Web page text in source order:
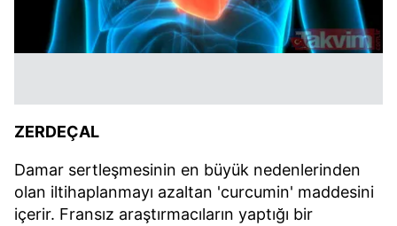
ZERDEÇAL
Damar sertleşmesinin en büyük nedenlerinden
olan iltihaplanmayı azaltan 'curcumin' maddesini
içerir. Fransız araştırmacıların yaptığı bir